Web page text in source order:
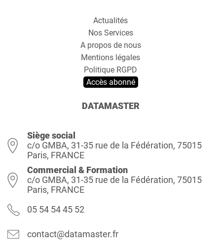
Actualités
Nos Services
A propos de nous
Mentions légales
Politique RGPD
Accès abonné
DATAMASTER
Siège social
c/o GMBA, 31-35 rue de la Fédération, 75015
Paris, FRANCE
Commercial & Formation
c/o GMBA, 31-35 rue de la Fédération, 75015
Paris, FRANCE
05 54 54 45 52
contact@datamaster.fr